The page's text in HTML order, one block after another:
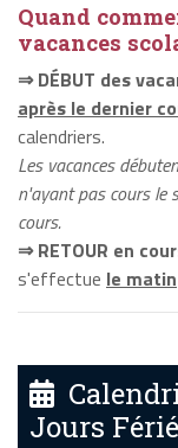
Quand
vacances
⇒ DÉBUT des
après le dernier
calendriers.
Les vacances
n'ayant pas cours le
cours.
⇒ RETOUR en
s'effectue le matin
Jours